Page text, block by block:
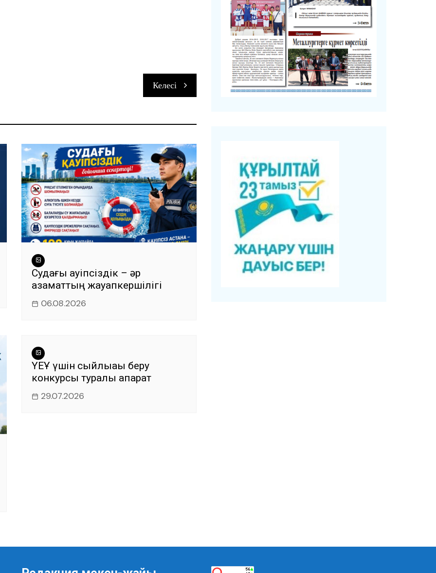
Келесі
Судағы қауіпсіздік – әр
азаматтың жауапкершілігі
06.08.2026
ҮЕҰ үшін сыйлықақы беру
конкурсы туралы ақпарат
29.07.2026